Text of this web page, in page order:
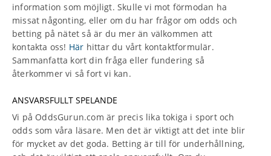
information som möjligt. Skulle vi mot förmodan ha
missat någonting, eller om du har frågor om odds och
betting på nätet så är du mer än välkommen att
kontakta oss! Här hittar du vårt kontaktformulär.
Sammanfatta kort din fråga eller fundering så
återkommer vi så fort vi kan.
ANSVARSFULLT SPELANDE
Vi på OddsGurun.com är precis lika tokiga i sport och
odds som våra läsare. Men det är viktigt att det inte blir
för mycket av det goda. Betting är till för underhållning,